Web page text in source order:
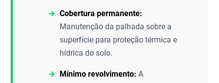
Cobertura permanente:
Manutenção da palhada sobre a
superfície para proteção térmica e
hídrica do solo.
Mínimo revolvimento: A